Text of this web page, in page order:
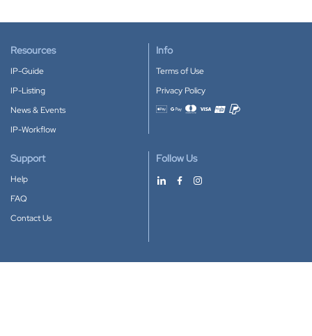
Resources
IP-Guide
IP-Listing
News & Events
IP-Workflow
Info
Terms of Use
Privacy Policy
Accepted payment methods
Support
Help
FAQ
Contact Us
Follow Us